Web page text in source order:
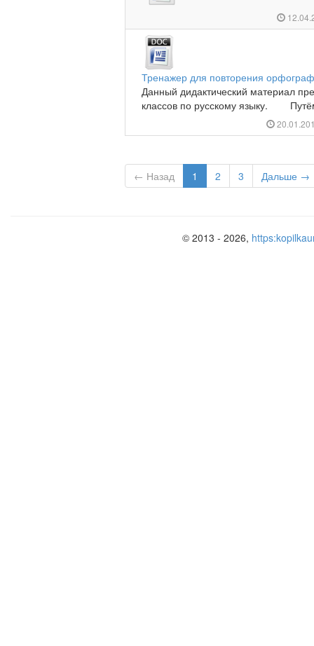
Тренажер для повторения
Данный дидактический материал
классов по русскому языку.
← Назад 1 2 3 Дальше →
© 2013 - 2026,